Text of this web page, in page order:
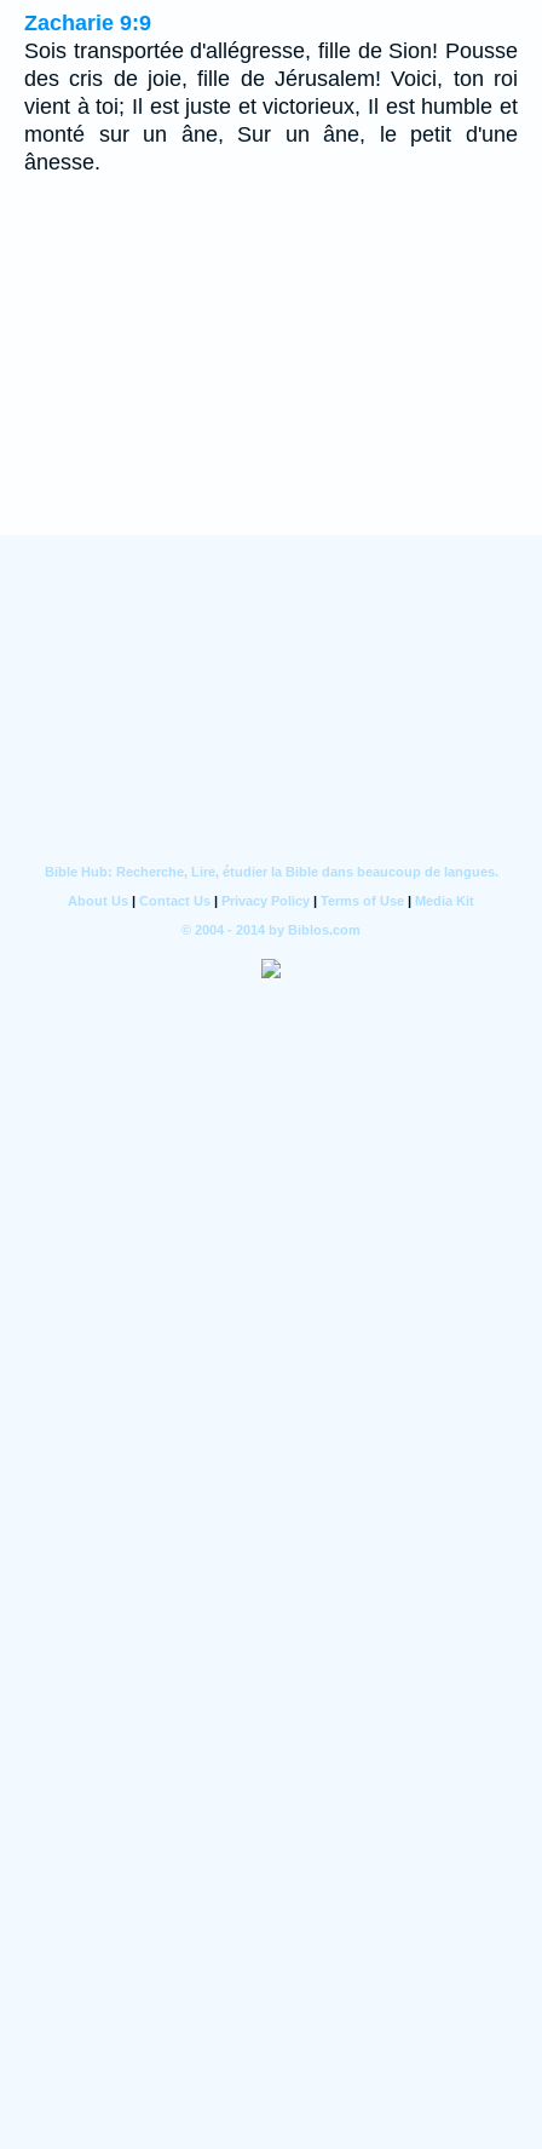
Zacharie 9:9
Sois transportée d'allégresse, fille de Sion! Pousse
des cris de joie, fille de Jérusalem! Voici, ton roi
vient à toi; Il est juste et victorieux, Il est humble et
monté sur un âne, Sur un âne, le petit d'une
ânesse.